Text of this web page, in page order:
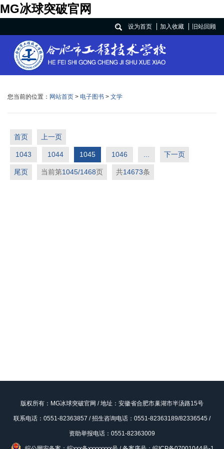
MG冰球突破官网
设为首页 加入收藏 旧站回顾
您当前的位置： 网站首页 > 电子图书 > 文学
首页 上一页
1043 1044 1045 1046 下一页
尾页 当前第1045/1468页 共14673条
版权所有：MG冰球突破官网 / 地址：安徽省合肥市巢湖市半汤路15号
联系电话：0551-82363857 / 招生咨询电话：0551-82363189/82336545 /
资助举报电话：0551-82363009